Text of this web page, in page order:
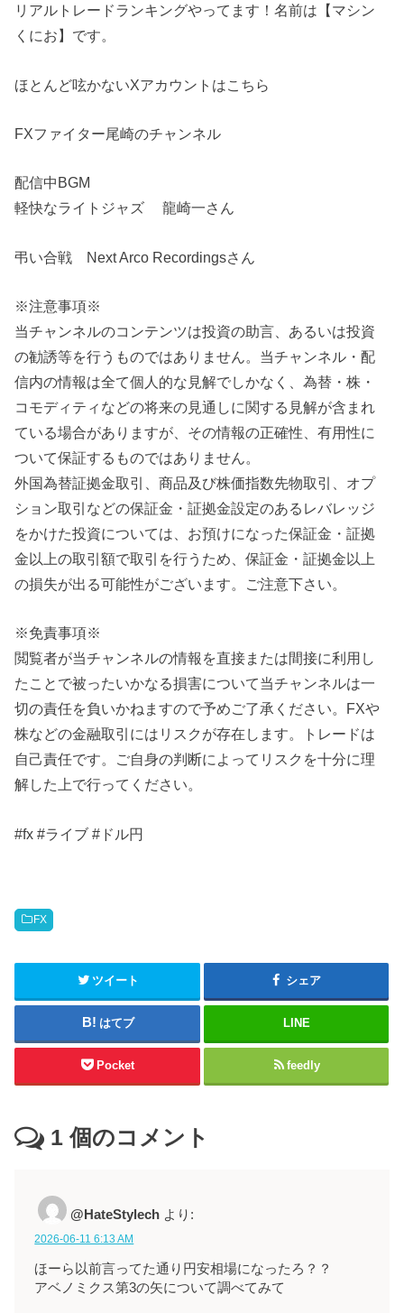
リアルトレードランキングやってます！名前は【マシン
くにお】です。
ほとんど呟かないXアカウントはこちら
FXファイター尾崎のチャンネル
配信中BGM
軽快なライトジャズ 龍崎一さん
弔い合戦 Next Arco Recordingsさん
※注意事項※
当チャンネルのコンテンツは投資の助言、あるいは投資
の勧誘等を行うものではありません。当チャンネル・配
信内の情報は全て個人的な見解でしかなく、為替・株・
コモディティなどの将来の見通しに関する見解が含まれ
ている場合がありますが、その情報の正確性、有用性に
ついて保証するものではありません。
外国為替証拠金取引、商品及び株価指数先物取引、オプ
ション取引などの保証金・証拠金設定のあるレバレッジ
をかけた投資については、お預けになった保証金・証拠
金以上の取引額で取引を行うため、保証金・証拠金以上
の損失が出る可能性がございます。ご注意下さい。
※免責事項※
閲覧者が当チャンネルの情報を直接または間接に利用し
たことで被ったいかなる損害について当チャンネルは一
切の責任を負いかねますので予めご了承ください。FXや
株などの金融取引にはリスクが存在します。トレードは
自己責任です。ご自身の判断によってリスクを十分に理
解した上で行ってください。
#fx #ライブ #ドル円
FX
ツイート シェア
はてブ LINE
Pocket feedly
1 個のコメント
@HateStylech より:
2026-06-11 6:13 AM
ほーら以前言ってた通り円安相場になったろ？？
アベノミクス第3の矢について調べてみて